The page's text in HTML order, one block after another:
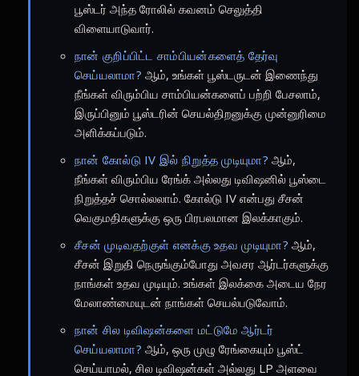
பூஸ்டர் அந்த ரோலில் கவனம் செலுத்தி
விளையாடுவார்.
நான் குறிப்பிட்ட சாம்பியன்களைத் தேர்வு
செய்யலாமா? ஆம், உங்கள் பூஸ்டருடன் இணைந்து
நீங்கள் விரும்பிய சாம்பியன்களைப் பற்றி பேசலாம்,
இருப்பினும் பூஸ்டரின் செயல்திறனுக்கு முன்னுரிமை
அளிக்கப்படும்.
நான் கோல்டு IV இல் நிறுத்த முடியுமா? ஆம்,
நீங்கள் விரும்பிய ரேங்க் அல்லது டிவிஷனில் பூஸ்டை
நிறுத்தச் சொல்லலாம். கோல்டு IV என்பது சீசன்
வெகுமதிகளுக்கு ஒரு பிரபலமான இலக்காகும்.
சீசன் முடிவதற்குள் எனக்கு உதவ முடியுமா? ஆம்,
சீசன் இறுதி நெருங்கும்போது அவசர ஆர்டர்களுக்கு
நாங்கள் உதவ முடியும். உங்கள் இலக்கை அடைய நேர
மேலாண்மையுடன் நாங்கள் செயல்படுவோம்.
நான் சில டிவிஷன்களை மட்டுமே ஆர்டர்
செய்யலாமா? ஆம், ஒரு முழு ரேங்கையும் பூஸ்ட்
செய்யாமல், சில டிவிஷன்கள் அல்லது LP அளவை